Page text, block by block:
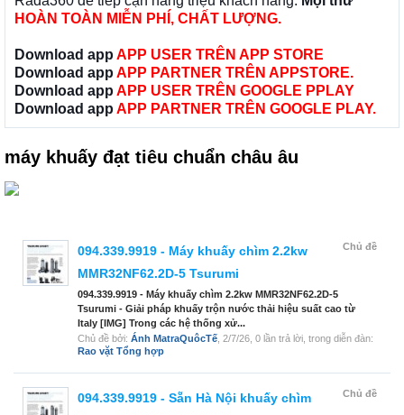
HOÀN TOÀN MIỄN PHÍ, CHẤT LƯỢNG.
Download app APP USER TRÊN APP STORE
Download app APP PARTNER TRÊN APPSTORE.
Download app APP USER TRÊN GOOGLE PPLAY
Download app APP PARTNER TRÊN GOOGLE PLAY.
máy khuấy đạt tiêu chuẩn châu âu
Chủ đề
094.339.9919 - Máy khuấy chìm 2.2kw
MMR32NF62.2D-5 Tsurumi
094.339.9919 - Máy khuấy chìm 2.2kw MMR32NF62.2D-5
Tsurumi - Giải pháp khuấy trộn nước thải hiệu suất cao từ
Italy [IMG] Trong các hệ thống xử...
Chủ đề bởi: Ánh MatraQuôcTế 2/7/26 , 0 lần trả lời, trong diễn đàn:
Rao vặt Tổng hợp
Chủ đề
094.339.9919 - Sẵn Hà Nội khuấy chìm